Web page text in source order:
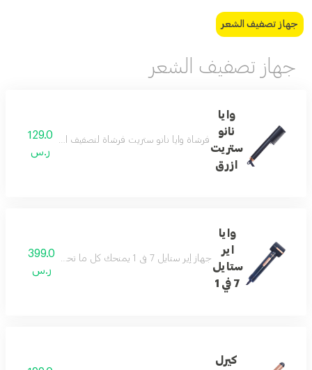
جهاز تصفيف الشعر
جهاز تصفيف الشعر
وايا
نانو
ستريت
ازرق
فرشاة وايا نانو ستريت فرشاة لتصفيف الشعر صغيرة
129.0
ر.س
وايا
اير
ستايل
7 في 1
جهاز إير ستايل 7 في 1 يمنحك كل ما تحتاجين إليه في جهاز واحد، ويختصر عليك وقت وجهد للحصول على نتائج رائعة تليق بجمالك.
399.0
ر.س
كيرل